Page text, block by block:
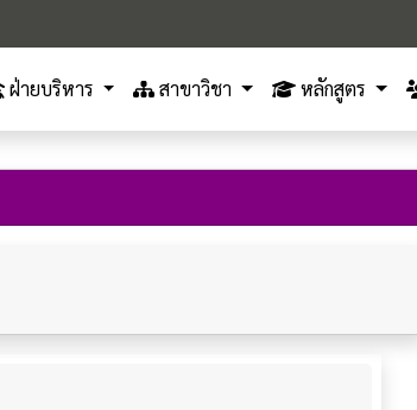
ฝ่ายบริหาร สาขาวิชา หลักสูตร